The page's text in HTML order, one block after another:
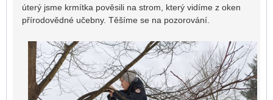
úterý jsme krmítka pověsili na strom, který vidíme z oken
přírodovědné učebny. Těšíme se na pozorování.